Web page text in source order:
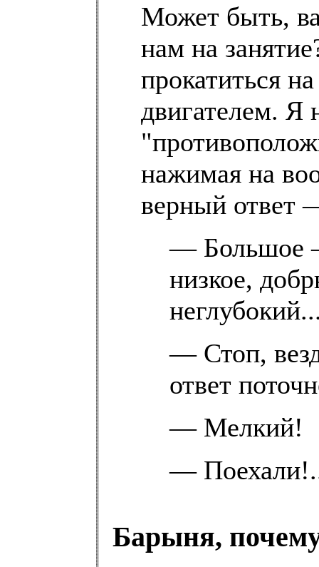
Может быть,
нам на
прокатиться
двигателем.
нажимая на
верный ответ
— Большое
низкое,
— Стоп,
ответ
— Мелкий!
—
Барыня,